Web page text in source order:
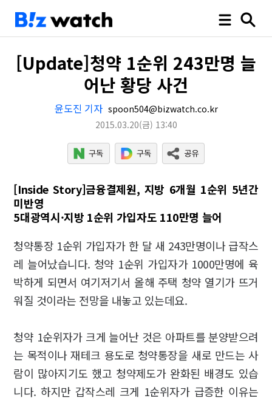
[Update]청약 1순위 243만명 늘
어난 황당 사건
윤도진 기자 spoon504@bizwatch.co.kr
2015.03.20(금) 13:40
[Inside Story]금융결제원, 지방 6개월 1순위 5년간
미반영
5대광역시·지방 1순위 가입자도 110만명 늘어
청약통장 1순위 가입자가 한 달 새 243만명이나 급작스
레 늘어났습니다. 청약 1순위 가입자가 1000만명에 육
박하게 되면서 여기저기서 올해 주택 청약 열기가 뜨거
워질 것이라는 전망을 내놓고 있는데요.
청약 1순위자가 크게 늘어난 것은 아파트를 분양받으려
는 목적이나 재테크 용도로 청약통장을 새로 만드는 사
람이 많아지기도 했고 청약제도가 완화된 배경도 있습
니다. 하지만 갑작스레 크게 1순위자가 급증한 이유는